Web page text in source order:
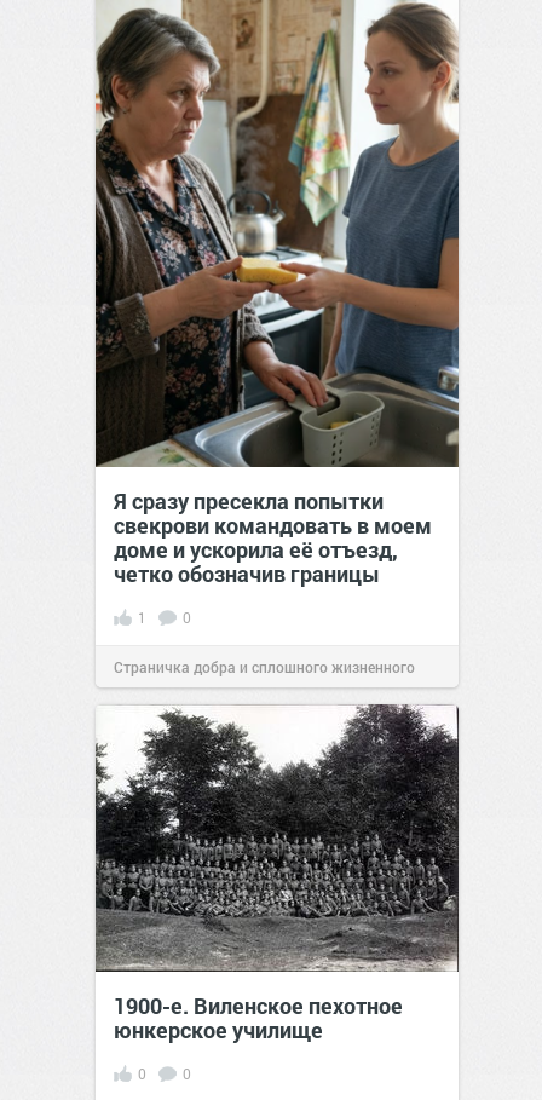
Я сразу пресекла попытки
свекрови командовать в моем
доме и ускорила её отъезд,
четко обозначив границы
1 0
Страничка добра и сплошного жизненного
позитива!00:28Вчера
1900-е. Виленское пехотное
юнкерское училище
0 0